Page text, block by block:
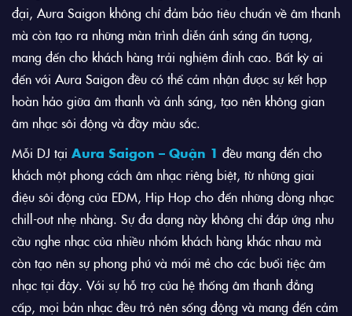
đại, Aura Saigon không chỉ đảm bảo tiêu chuẩn về âm thanh
mà còn tạo ra những màn trình diễn ánh sáng ấn tượng,
mang đến cho khách hàng trải nghiệm đỉnh cao. Bất kỳ ai
đến với Aura Saigon đều có thể cảm nhận được sự kết hợp
hoàn hảo giữa âm thanh và ánh sáng, tạo nên không gian
âm nhạc sôi động và đầy màu sắc.
Mỗi DJ tại Aura Saigon – Quận 1 đều mang đến cho
khách một phong cách âm nhạc riêng biệt, từ những giai
điệu sôi động của EDM, Hip Hop cho đến những dòng nhạc
chill-out nhẹ nhàng. Sự đa dạng này không chỉ đáp ứng nhu
cầu nghe nhạc của nhiều nhóm khách hàng khác nhau mà
còn tạo nên sự phong phú và mới mẻ cho các buổi tiệc âm
nhạc tại đây. Với sự hỗ trợ của hệ thống âm thanh đẳng
cấp, mọi bản nhạc đều trở nên sống động và mang đến cảm